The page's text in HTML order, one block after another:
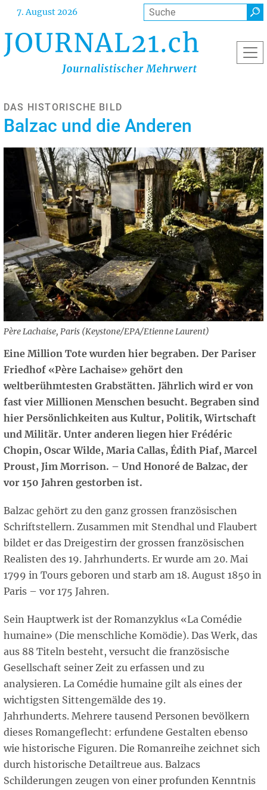
Direkt
Inhalt
7. August 2026 Suche
DAS HISTORISCHE BILD
Balzac und die Anderen
Père Lachaise, Paris (Keystone/EPA/Etienne Laurent)
Eine Million Tote wurden hier begraben. Der Pariser
Friedhof «Père Lachaise» gehört den
weltberühmtesten Grabstätten. Jährlich wird er von
fast vier Millionen Menschen besucht. Begraben sind
hier Persönlichkeiten aus Kultur, Politik, Wirtschaft
und Militär. Unter anderen liegen hier Frédéric
Chopin, Oscar Wilde, Maria Callas, Édith Piaf, Marcel
Proust, Jim Morrison. – Und Honoré de Balzac, der
vor 150 Jahren gestorben ist.
Balzac gehört zu den ganz grossen französischen
Schriftstellern. Zusammen mit Stendhal und Flaubert
bildet er das Dreigestirn der grossen französischen
Realisten des 19. Jahrhunderts. Er wurde am 20. Mai
1799 in Tours geboren und starb am 18. August 1850 in
Paris – vor 175 Jahren.
Sein Hauptwerk ist der Romanzyklus «La Comédie
humaine» (Die menschliche Komödie). Das Werk, das
aus 88 Titeln besteht, versucht die französische
Gesellschaft seiner Zeit zu erfassen und zu
analysieren. La Comédie humaine gilt als eines der
wichtigsten Sittengemälde des 19.
Jahrhunderts. Mehrere tausend Personen bevölkern
dieses Romangeflecht: erfundene Gestalten ebenso
wie historische Figuren. Die Romanreihe zeichnet sich
durch historische Detailtreue aus. Balzacs
Schilderungen zeugen von einer profunden Kenntnis